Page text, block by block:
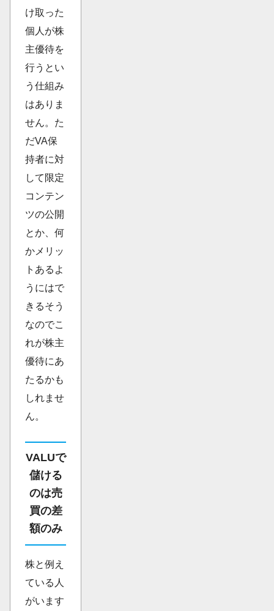
け取った
個人が株
主優待を
行うとい
う仕組み
はありま
せん。た
だVA保
持者に対
して限定
コンテン
ツの公開
とか、何
かメリッ
トあるよ
うにはで
きるそう
なのでこ
れが株主
優待にあ
たるかも
しれませ
ん。
VALUで
儲ける
のは売
買の差
額のみ
株と例え
ている人
がいます